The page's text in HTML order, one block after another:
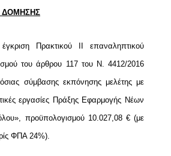
ΔΟΜΗΣΗΣ
Πρακτικού ΙΙ επαναληπτικού
του άρθρου 117 του Ν. 4412/2016
σύμβασης εκπόνησης μελέτης με
εργασίες Πράξης Εφαρμογής Νέων
προϋπολογισμού 10.027,08 € (με
ΦΠΑ 24%).